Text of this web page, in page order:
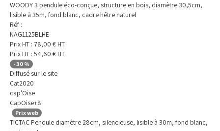
WOODY 3 pendule éco-conçue, structure en bois, diamètre 30,5cm,
lisible à 35m, fond blanc, cadre hêtre naturel
Réf :
NAG1125BLHE
Prix HT : 78,00 € HT
Prix HT : 54,60 € HT
-30 %
Diffusé sur le site
Cat2020
cap'Oise
CapOise+8
Prix web
TICTAC Pendule diamètre 28cm, silencieuse, lisible à 30m, fond blanc,